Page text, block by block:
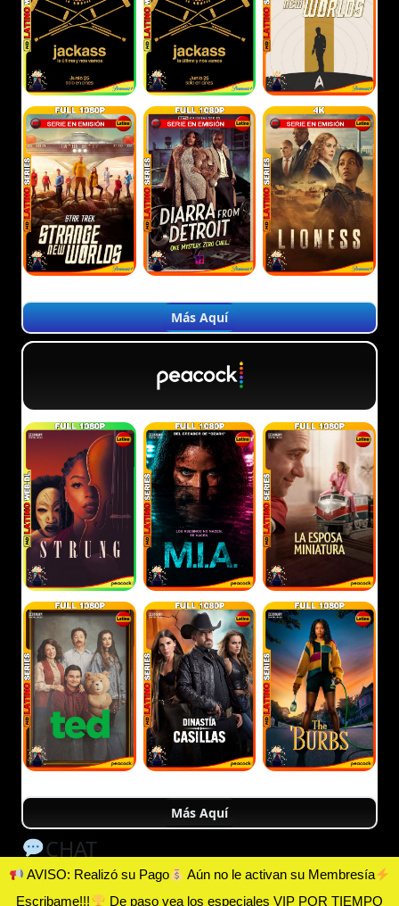
AVISO: Realizó su Pago
Aún no le activan su Membresía
Escribame!!!
De paso vea los especiales VIP POR TIEMPO
Más Aquí
Más Aquí
CHAT